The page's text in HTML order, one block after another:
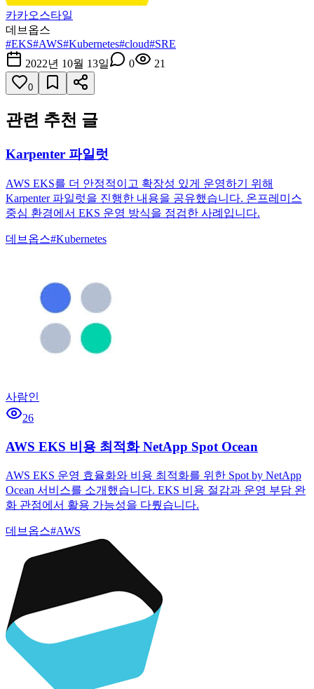
카카오스타일
데브옵스
#EKS#AWS#Kubernetes#cloud#SRE
2022년 10월 13일
0 21
0
관련 추천 글
Karpenter 파일럿
AWS EKS를 더 안정적이고 확장성 있게 운영하기 위해
Karpenter 파일럿을 진행한 내용을 공유했습니다. 온프레미스
중심 환경에서 EKS 운영 방식을 점검한 사례입니다.
데브옵스#Kubernetes
사람인
26
AWS EKS 비용 최적화 NetApp Spot Ocean
AWS EKS 운영 효율화와 비용 최적화를 위한 Spot by NetApp
Ocean 서비스를 소개했습니다. EKS 비용 절감과 운영 부담 완
화 관점에서 활용 가능성을 다뤘습니다.
데브옵스#AWS